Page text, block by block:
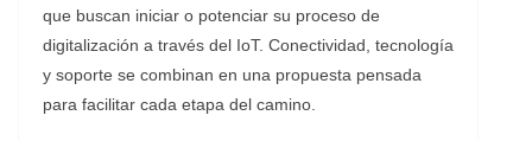
que buscan iniciar o potenciar su proceso de
digitalización a través del IoT. Conectividad, tecnología
y soporte se combinan en una propuesta pensada
para facilitar cada etapa del camino.